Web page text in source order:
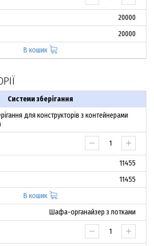
20000
20000
В кошик
Системи зберігання
для конструкторів з контейнерами
11455
11455
В кошик
Шафа-органайзер з лотками